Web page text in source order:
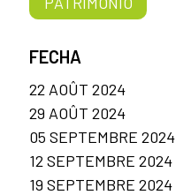
FECHA
22 AOÛT 2024
29 AOÛT 2024
05 SEPTEMBRE 2024
12 SEPTEMBRE 2024
19 SEPTEMBRE 2024